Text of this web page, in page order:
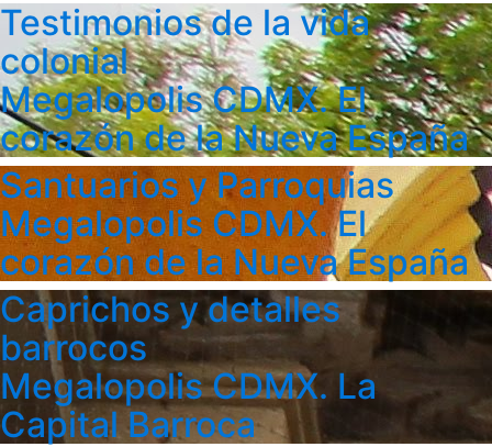
Testimonios de la vida
colonial
Megalopolis CDMX. El
corazón de la Nueva España
Santuarios y Parroquias
Megalopolis CDMX. El
corazón de la Nueva España
Caprichos y detalles
barrocos
Megalopolis CDMX. La
Capital Barroca